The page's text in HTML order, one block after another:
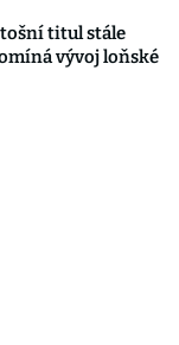
titul stále
vývoj loňské